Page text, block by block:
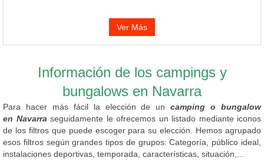
Ver Más
Información de los campings y
bungalows en Navarra
Para hacer más fácil la elección de uncamping o bungalow
en Navarra seguidamente le ofrecemos un listado mediante iconos
de los filtros que puede escoger para su elección. Hemos agrupado
esos filtros según grandes tipos de grupos: Categoría, público ideal,
instalaciones deportivas, temporada, características, situación,...